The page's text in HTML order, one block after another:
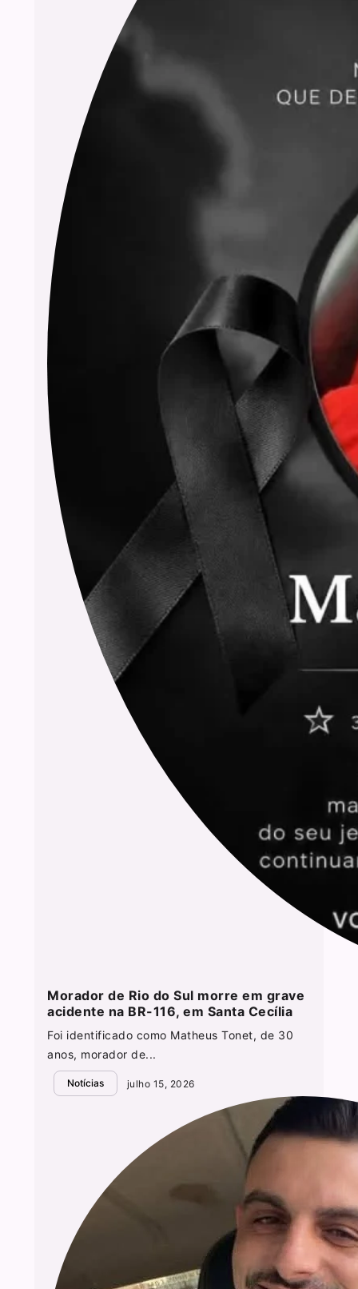
Morador de Rio do Sul morre em grave
acidente na BR-116, em Santa Cecília
Foi identificado como Matheus Tonet, de 30
anos, morador de...
Notícias julho 15, 2026